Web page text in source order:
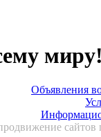
Объявления
сайтов